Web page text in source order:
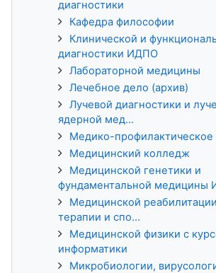
диагностики
Кафедра философии
Клинической и
диагностики ИДПО
Лабораторной медицины
Лечебное дело (архив)
Лучевой диагностики и
ядерной мед...
Медико-профилактическое
Медицинский колледж
Медицинской генетики и
фундаментальной медицины
Медицинской
терапии и спо...
Медицинской физики с
информатики
Микробиологии,